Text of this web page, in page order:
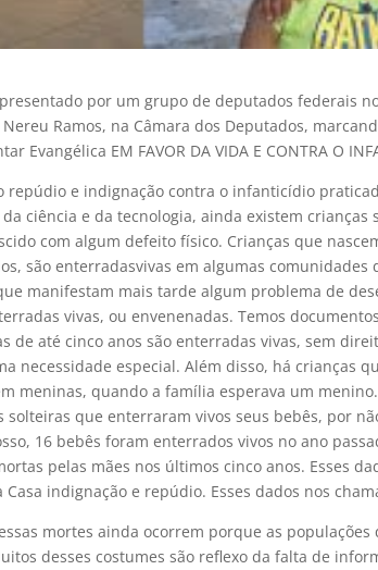
por um grupo de deputados federais
Ramos, na Câmara dos Deputados,
Evangélica EM FAVOR DA VIDA E CONTRA O
repúdio e indignação contra o infanticídio
ciência e da tecnologia, ainda existem crianças
com algum defeito físico. Crianças que
são enterradasvivas em algumas comunidades
manifestam mais tarde algum problema de
vivas, ou envenenadas. Temos
de até cinco anos são enterradas vivas, sem
necessidade especial. Além disso, há crianças
meninas, quando a família esperava um
que enterraram vivos seus bebês, por
16 bebês foram enterrados vivos no ano
pelas mães nos últimos cinco anos. Esses
indignação e repúdio. Esses dados nos
mortes ainda ocorrem porque as
desses costumes são reflexo da falta de